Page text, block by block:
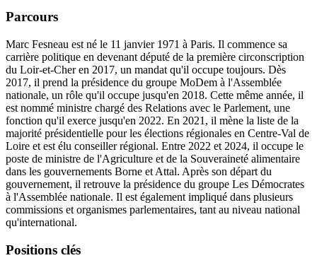
Parcours
Marc Fesneau est né le 11 janvier 1971 à Paris. Il commence sa
carrière politique en devenant député de la première circonscription
du Loir-et-Cher en 2017, un mandat qu'il occupe toujours. Dès
2017, il prend la présidence du groupe MoDem à l'Assemblée
nationale, un rôle qu'il occupe jusqu'en 2018. Cette même année, il
est nommé ministre chargé des Relations avec le Parlement, une
fonction qu'il exerce jusqu'en 2022. En 2021, il mène la liste de la
majorité présidentielle pour les élections régionales en Centre-Val de
Loire et est élu conseiller régional. Entre 2022 et 2024, il occupe le
poste de ministre de l'Agriculture et de la Souveraineté alimentaire
dans les gouvernements Borne et Attal. Après son départ du
gouvernement, il retrouve la présidence du groupe Les Démocrates
à l'Assemblée nationale. Il est également impliqué dans plusieurs
commissions et organismes parlementaires, tant au niveau national
qu'international.
Positions clés